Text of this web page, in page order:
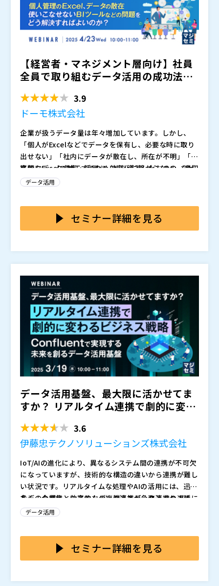
【経営者・マネジメント層向け】社員
全員で取り組むデータ活用の成功法則
3.9
ドーモ株式会社
企業が扱うデータ量は年々増加しています。しかし、
「個人がExcelなどでデータを保有し、必要な時に取り
出せない」「社内にデータが散在し、所在が不明」「最
終的にExcelで加工するため効率化に繋がらない」など
の課題が多く発生しています。
高額なデータ収集・活用ツールを導入したものの、適切
に利用されず埋もれてしまい、結果としてビジネス効率
の遅れに繋がっているのが現状です。
りません。その大きな要因として、データを利活用でき
る人材の不足が挙げられます。
しているものの、現場の人材スキルが追いついていない
状況が見受けられます。さらに、データ活用を推進する
専門人材が不在のため、膨大な時間とコストをかけてデ
ータを収集しても、十分に活用できず「宝の持ち腐れ」
になってしまうケースが多発しています。
このような背景から、企業にとって「収集したデータを
活かせる人材の育成」が急務となっています。。
本セミナーでは、企業が直面するデータ活用の課題に対
し、特定の社員に依存せず全社的なデータ活用を実現す
るBIツールをご紹介します。
また、現在データ活用人材が不足している企業向けに、
社内でデータ活用人材を育成するための具体的な方法に
ついても解説します。実際のユースケースを交えなが
ら、ビジネス現場でのデータ活用方法をご紹介する内容
となっています。
「DX推進を進めるべき」「社内データの活用を強化す
べき」といった指令を受けている部門担当者の方にとっ
て、有益な内容となっておりますので、ぜひご参加くだ
さい。
ドーモ株式会社（）
マジセミ株式会社（）
※共催、協賛、協力、講演企業は将来的に追加、削除さ
れる可能性があります。
データ活用
セミナー詳細を見る
データ活用基盤、最大限に活かせてま
すか？ リアルタイム連携で劇的に変わ
3.6
伊藤忠テクノソリューションズ株式会社
IoT/AIの進化により、異なるシステム間の連携が不可欠
になっていますが、技術的な構造の違いから連携が難し
い状況です。リアルタイムな処理やAIの活用には、迅速
なデータ収集と効率的なデータ連携が急務となります。
システム間の壁を乗り越え、データをスムーズに流す仕
多くの企業は、システムの複雑さとデータ連携の遅延に
課題を抱えています。特にオンプレとクラウドが混在す
なデータ連携の仕組みと効率的で柔軟なアーキテクチャ
が不可欠です。
の課題に対する革新的な解決策を提示します。実践的な
ユースケースを通じて、複雑な分散システム環境での効
技術を活用し、シンプルで拡張性のあるアーキテクチャ
株式会社オープンソース活用研究所（）
データ活用
セミナー詳細を見る